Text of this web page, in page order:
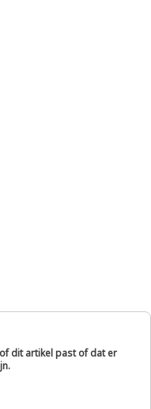
dit artikel past of dat er